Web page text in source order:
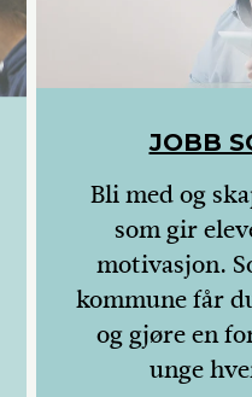
JOBB
Bli med og
som gir
motivasjon.
kommune får
og gjøre en
unge